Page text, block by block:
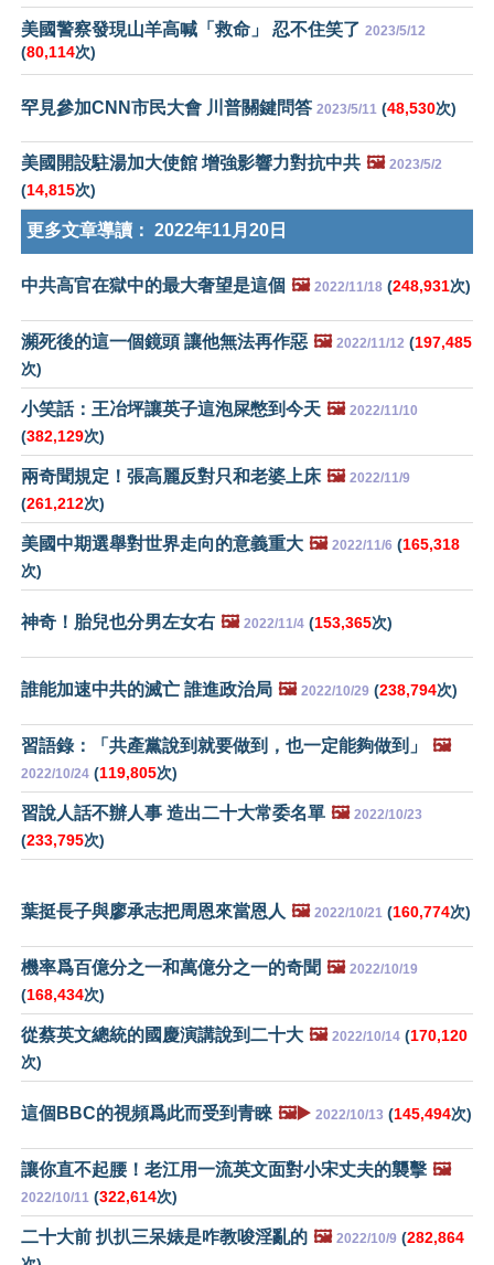
美國警察發現山羊高喊「救命」 忍不住笑了 2023/5/12
(80,114次)
罕見參加CNN市民大會 川普關鍵問答 2023/5/11 (48,530次)
美國開設駐湯加大使館 增強影響力對抗中共 🖼️ 2023/5/2
(14,815次)
更多文章導讀： 2022年11月20日
中共高官在獄中的最大奢望是這個 🖼️ 2022/11/18 (248,931次)
瀕死後的這一個鏡頭 讓他無法再作惡 🖼️ 2022/11/12 (197,485
次)
小笑話：王冶坪讓英子這泡屎憋到今天 🖼️ 2022/11/10
(382,129次)
兩奇聞規定！張高麗反對只和老婆上床 🖼️ 2022/11/9
(261,212次)
美國中期選舉對世界走向的意義重大 🖼️ 2022/11/6 (165,318
次)
神奇！胎兒也分男左女右 🖼️ 2022/11/4 (153,365次)
誰能加速中共的滅亡 誰進政治局 🖼️ 2022/10/29 (238,794次)
習語錄：「共產黨說到就要做到，也一定能夠做到」 🖼️
2022/10/24 (119,805次)
習說人話不辦人事 造出二十大常委名單 🖼️ 2022/10/23
(233,795次)
葉挺長子與廖承志把周恩來當恩人 🖼️ 2022/10/21 (160,774次)
機率爲百億分之一和萬億分之一的奇聞 🖼️ 2022/10/19
(168,434次)
從蔡英文總統的國慶演講說到二十大 🖼️ 2022/10/14 (170,120
次)
這個BBC的視頻爲此而受到青睞 🖼️▶️ 2022/10/13 (145,494次)
讓你直不起腰！老江用一流英文面對小宋丈夫的襲擊 🖼️
2022/10/11 (322,614次)
二十大前 扒扒三呆婊是咋教唆淫亂的 🖼️ 2022/10/9 (282,864